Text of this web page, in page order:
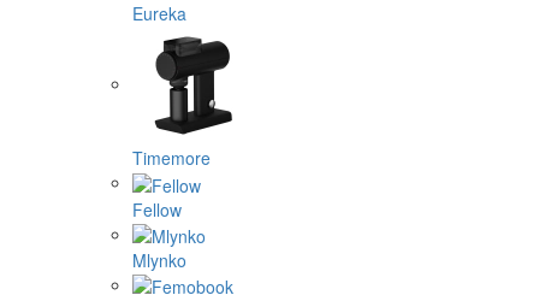
Eureka
Timemore
Fellow
Mlynko